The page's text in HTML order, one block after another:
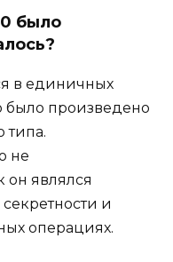
было
в единичных
было произведено
типа.
не
он являлся
и
операциях.